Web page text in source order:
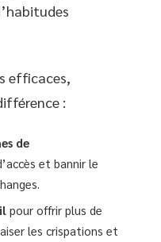
efficaces,
:
de
et bannir le
pour offrir plus de
les crispations et